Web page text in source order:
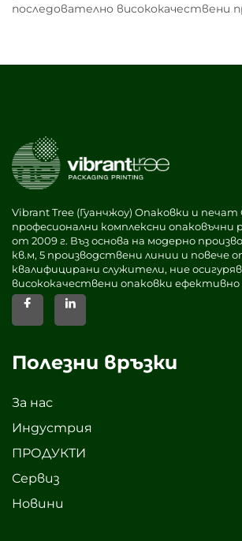
последователно висококачествени
Vibrant Tree (Гуанчжоу) Опаковки и
професионални комплексни опаковъчни
от 2009 г. Въз основа на модерно
кв.м, 5 производствени линии и повече
квалифицирани служители, ние
висококачествени опаковки ефективно
Полезни връзки
За нас
Индустрия
ПРОДУКТИ
Сервиз
Новини